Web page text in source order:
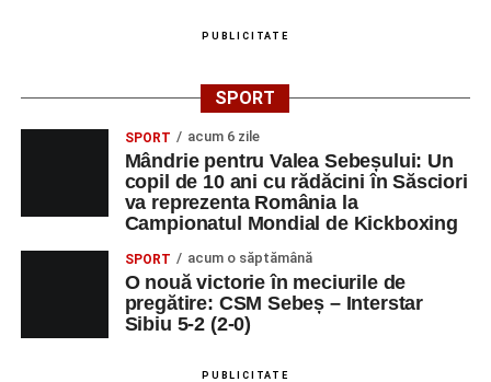
PUBLICITATE
SPORT
SPORT acum 6 zile
Mândrie pentru Valea Sebeșului: Un
copil de 10 ani cu rădăcini în Săsciori
va reprezenta România la
Campionatul Mondial de Kickboxing
SPORT acum o săptămână
O nouă victorie în meciurile de
pregătire: CSM Sebeș – Interstar
Sibiu 5-2 (2-0)
PUBLICITATE